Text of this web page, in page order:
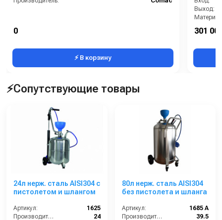
0
⚡ В корзину
Выход:
В
301
⚡Сопутствующие товары
24л нерж. сталь AISI304 с
пистолетом и шлангом
Артикул:
1625
Производительность (л/мин):
24
80л нерж. сталь AISI304
без пистолета и шланга
Артикул:
1685 A
Производительность (л/мин):
39.5